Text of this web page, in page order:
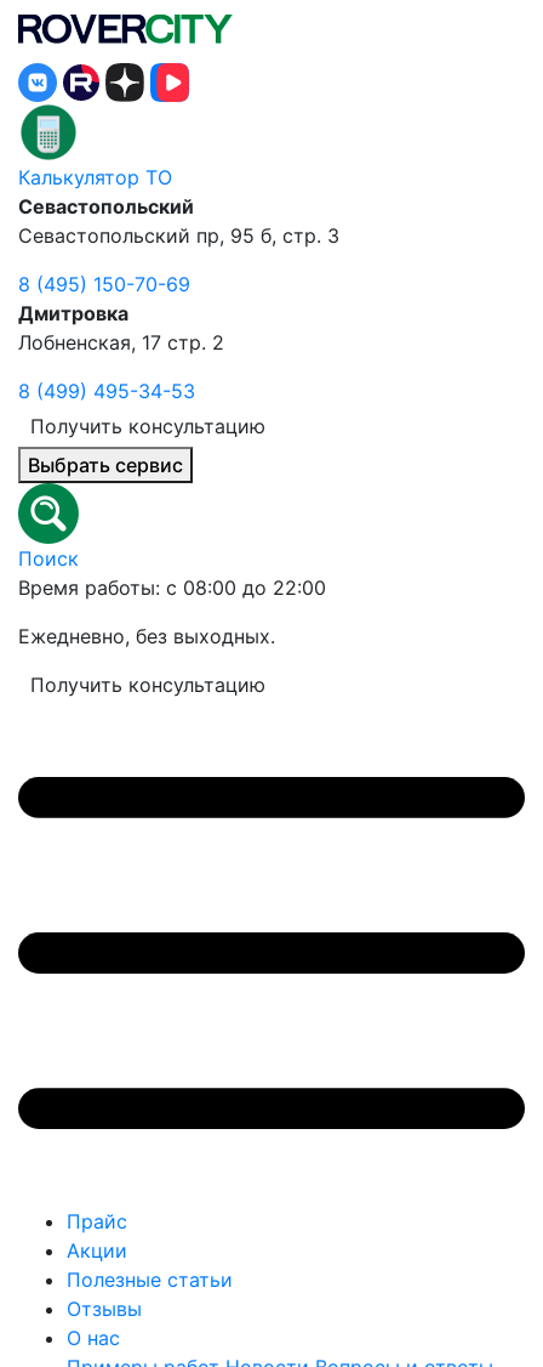
Калькулятор ТО
Севастопольский
Севастопольский пр, 95 б, стр. 3
8 (495) 150-70-69
Дмитровка
Лобненская, 17 стр. 2
8 (499) 495-34-53
Получить консультацию
Выбрать сервис
Поиск
Время работы: с 08:00 до 22:00
Ежедневно, без выходных.
Получить консультацию
Прайс
Акции
Полезные статьи
Отзывы
О нас